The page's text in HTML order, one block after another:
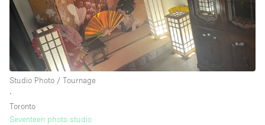
Studio Photo / Tournage
∙
Toronto
Seventeen photo studio